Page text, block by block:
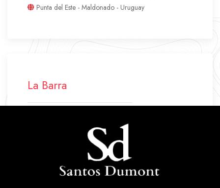
Punta del Este - Maldonado - Uruguay
La Barra
+598 94 640 045
labarra.santosdumont@gmail.com
Ruta 10 Parada 43
La Barra - Maldonado - Uruguay